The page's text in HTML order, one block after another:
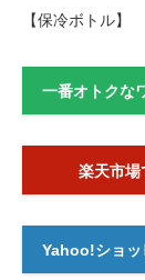
【保冷ボトル】
一番オトクな
楽天市場
Yahoo!ショッ